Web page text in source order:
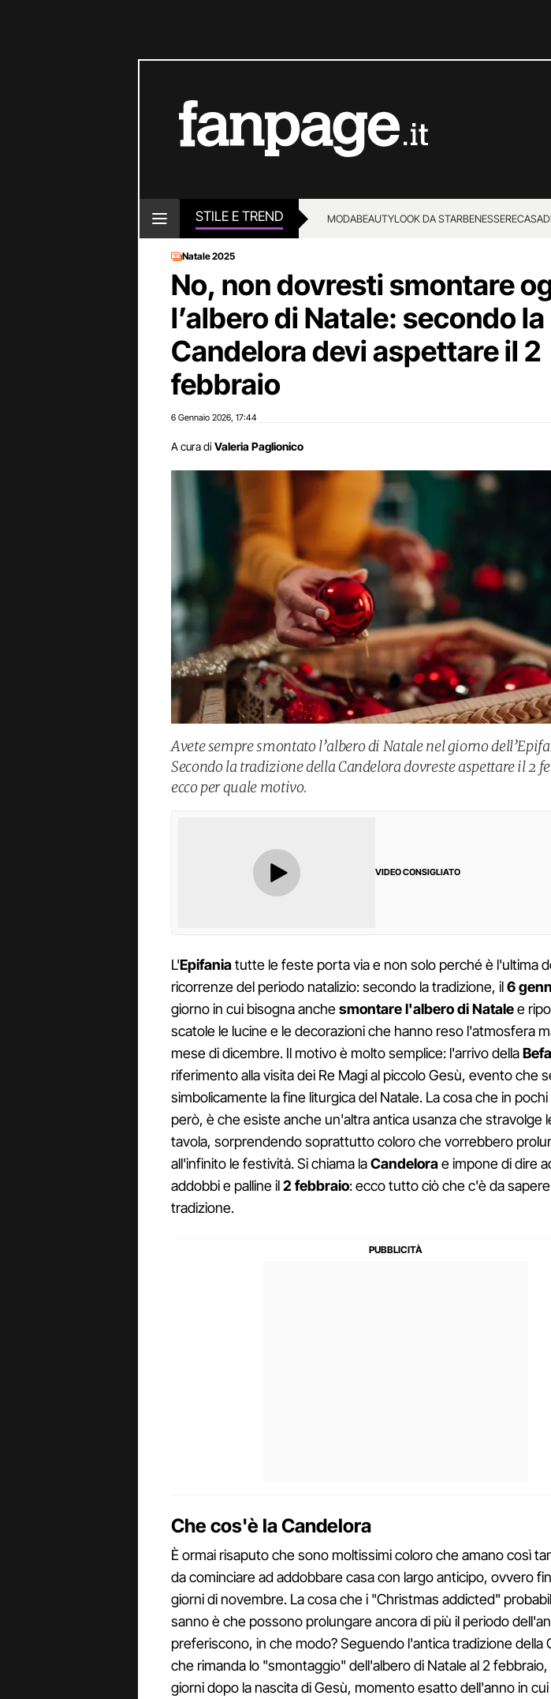
STILE E TREND MODABEAUTYLOOK DA STARBENESSERECASA
Natale 2025
No, non dovresti smontare
l’albero di Natale: secondo la
Candelora devi aspettare il 2
febbraio
6 Gennaio 2026 17:44
A cura di Valeria Paglionico
Avete sempre smontato l’albero di Natale nel giorno
Secondo la tradizione della Candelora dovreste aspettare il 2
ecco per quale motivo.
VIDEO CONSIGLIATO
L'Epifaniatutte le feste porta via e non solo perché è l'ultima
ricorrenze del periodo natalizio: secondo la tradizione, il6
giorno in cui bisogna anchesmontare l'albero di Natalee
scatole le lucine e le decorazioni che hanno reso l'atmosfera
mese di dicembre. Il motivo è molto semplice: l'arrivo della
riferimento alla visita dei Re Magi al piccolo Gesù, evento che
simbolicamente la fine liturgica del Natale. La cosa che in pochi
però, è che esiste anche un'altra antica usanza che stravolge
tavola, sorprendendo soprattutto coloro che vorrebbero
all'infinito le festività. Si chiama laCandelorae impone di dire
addobbi e palline il2 febbraio: ecco tutto ciò che c'è da
tradizione.
Che cos'è la Candelora
È ormai risaputo che sono moltissimi coloro che amano così
da cominciare ad addobbare casa con largo anticipo, ovvero
giorni di novembre. La cosa che i "Christmas addicted"
sanno è che possono prolungare ancora di più il periodo
preferiscono, in che modo? Seguendo l'antica tradizione della
che rimanda lo "smontaggio" dell'albero di Natale al 2
giorni dopo la nascita di Gesù, momento esatto dell'anno in